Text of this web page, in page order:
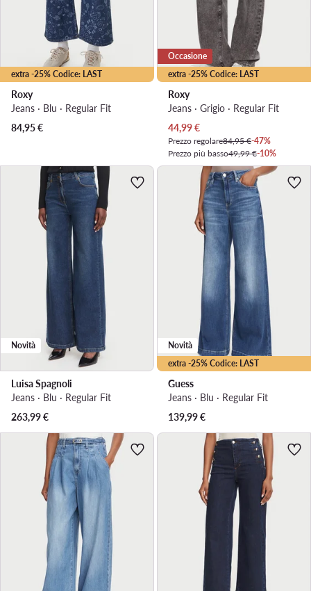
extra -25% Codice: LAST
Roxy
Jeans · Blu · Regular Fit
84,95€
extra -25% Codice: LAST
Occasione
Roxy
Jeans · Grigio · Regular Fit
Prezzo attuale
44,99€
Prezzo regolare84,95 €-47%
Prezzo più basso49,99 €-10%
Novità
Luisa Spagnoli
Jeans · Blu · Regular Fit
263,99€
extra -25% Codice: LAST
Novità
Guess
Jeans · Blu · Regular Fit
139,99€